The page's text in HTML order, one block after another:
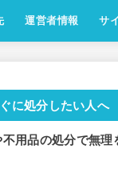
運営者情報 サ
に処分したい人へ
用品の処分で無理